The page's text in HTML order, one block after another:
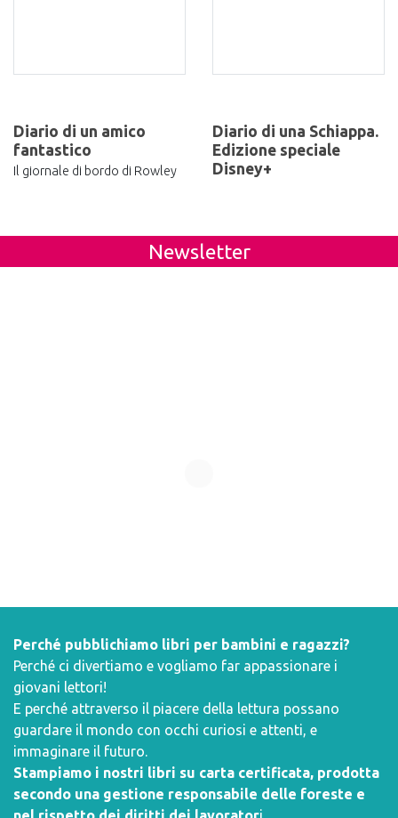
Diario di un amico
fantastico
Il giornale di bordo di Rowley
Diario di una Schiappa.
Edizione speciale
Disney+
Newsletter
Perché pubblichiamo libri per bambini e ragazzi?
Perché ci divertiamo e vogliamo far appassionare i
giovani lettori!
E perché attraverso il piacere della lettura possano
guardare il mondo con occhi curiosi e attenti, e
immaginare il futuro.
Stampiamo i nostri libri su carta certificata, prodotta
secondo una gestione responsabile delle foreste e